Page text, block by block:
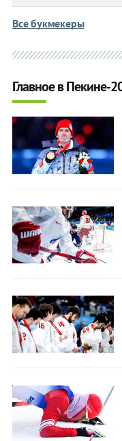
Все букмекеры
Главное в Пекине-